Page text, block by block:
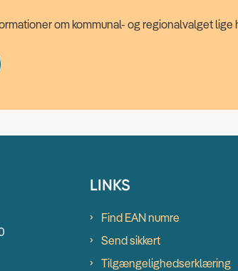
om kommunal- og regionalvalget lige
LINKS
Find EAN numre
Send sikkert
Tilgængelighedserklæring